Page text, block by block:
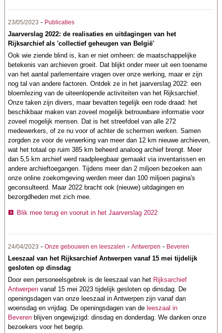
23/05/2023 - Publicaties
Jaarverslag 2022: de realisaties en uitdagingen van het
Rijksarchief als 'collectief geheugen van België'
Ook wie ziende blind is, kan er niet omheen: de maatschappelijke
betekenis van archieven groeit. Dat blijkt onder meer uit een toename
van het aantal parlementaire vragen over onze werking, maar er zijn
nog tal van andere factoren. Ontdek ze in het jaarverslag 2022: een
bloemlezing van de uiteenlopende activiteiten van het Rijksarchief.
Onze taken zijn divers, maar bevatten tegelijk een rode draad: het
beschikbaar maken van zoveel mogelijk betrouwbare informatie voor
zoveel mogelijk mensen. Dat is het streefdoel van alle 272
medewerkers, of ze nu voor of achter de schermen werken. Samen
zorgden ze voor de verwerking van meer dan 12 km nieuwe archieven,
wat het totaal op ruim 385 km beheerd analoog archief brengt. Meer
dan 5,5 km archief werd raadpleegbaar gemaakt via inventarissen en
andere archieftoegangen. Tijdens meer dan 2 miljoen bezoeken aan
onze online zoekomgeving werden meer dan 100 miljoen pagina's
geconsulteerd. Maar 2022 bracht ook (nieuwe) uitdagingen en
bezorgdheden met zich mee.
Blik mee terug en vooruit in het Jaarverslag 2022
24/04/2023 -Onze gebouwen en leeszalen -Antwerpen - Beveren
Leeszaal van het Rijksarchief Antwerpen vanaf 15 mei tijdelijk
gesloten op dinsdag
Door een personeelsgebrek is de leeszaal van het Rijksarchief
Antwerpen vanaf 15 mei 2023 tijdelijk gesloten op dinsdag. De
openingsdagen van onze leeszaal in Antwerpen zijn vanaf dan
woensdag en vrijdag. De openingsdagen van deleeszaal in
Beveren blijven ongewijzigd: dinsdag en donderdag. We danken onze
bezoekers voor het begrip.